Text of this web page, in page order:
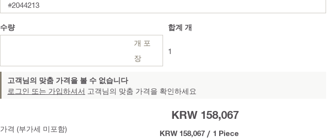
#2044213
수량
개 포
장
합계 개
1
고객님의 맞춤 가격을 볼 수 없습니다
로그인 또는 가입하셔서 고객님의 맞춤 가격을 확인하세요
가격 (부가세 미포함)
KRW 158,067
KRW 158,067 / 1 Piece